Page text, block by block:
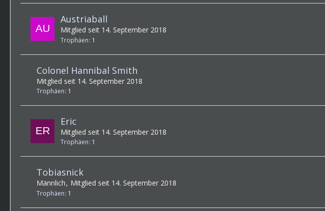
Austriaball
Mitglied seit 14. September 2018
Trophäen 1
Colonel Hannibal Smith
Mitglied seit 14. September 2018
Trophäen 1
Eric
Mitglied seit 14. September 2018
Trophäen 1
Tobiasnick
Männlich Mitglied seit 14. September 2018
Trophäen 1